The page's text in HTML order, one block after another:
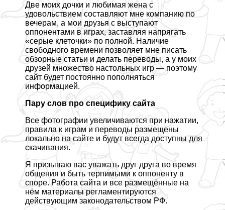
Две моих дочки и любимая жена с
удовольствием составляют мне компанию по
вечерам, а мои друзья с выступают
оппонентами в играх, заставляя напрягать
«серые клеточки» по полной. Наличие
свободного времени позволяет мне писать
обзорные статьи и делать переводы, а у моих
друзей множество настольных игр — поэтому
сайт будет постоянно пополняться
информацией.
Пару слов про специфику сайта
Все фотографии увеличиваются при нажатии,
правила к играм и переводы размещены
локально на сайте и будут всегда доступны для
скачивания.
Я призываю вас уважать друг друга во время
общения и быть терпимыми к оппоненту в
споре. Работа сайта и все размещённые на
нём материалы регламентируются
действующим законодательством РФ.